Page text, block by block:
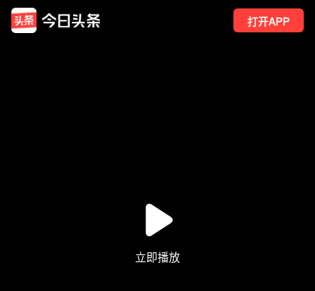
打开APP